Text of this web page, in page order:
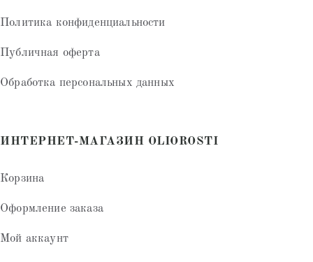
Политика конфиденциальности
Публичная оферта
Обработка персональных данных
ИНТЕРНЕТ-МАГАЗИН OLIOROSTI
Корзина
Оформление заказа
Мой аккаунт